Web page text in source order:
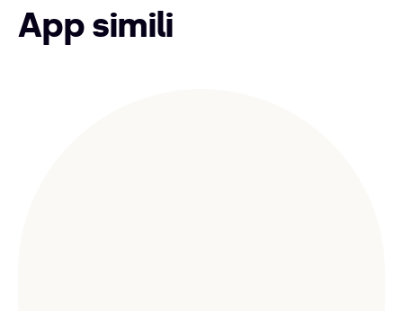
App simili